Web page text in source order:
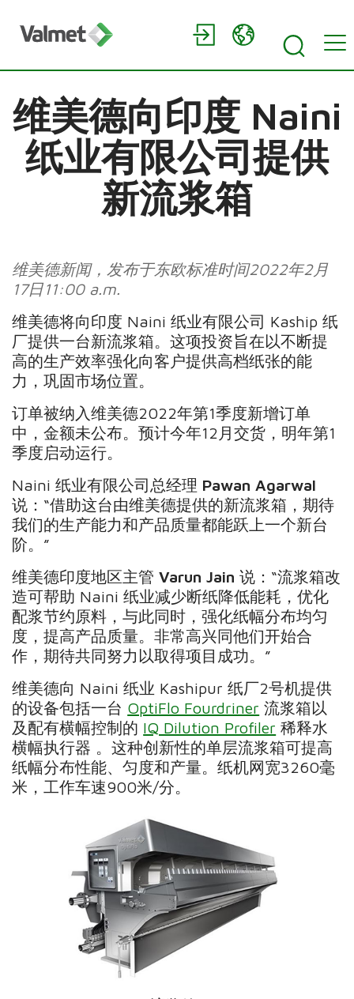
维美德向印度 Naini
纸业有限公司提供
新流浆箱
维美德新闻，发布于东欧标准时间2022年2月
17日11:00 a.m.
维美德将向印度 Naini 纸业有限公司 Kaship 纸
厂提供一台新流浆箱。这项投资旨在以不断提
高的生产效率强化向客户提供高档纸张的能
力，巩固市场位置。
订单被纳入维美德2022年第1季度新增订单
中，金额未公布。预计今年12月交货，明年第1
季度启动运行。
Naini 纸业有限公司总经理 Pawan Agarwal
说：“借助这台由维美德提供的新流浆箱，期待
我们的生产能力和产品质量都能跃上一个新台
阶。”
维美德印度地区主管Varun Jain说：“流浆箱改
造可帮助 Naini 纸业减少断纸降低能耗，优化
配浆节约原料，与此同时，强化纸幅分布均匀
度，提高产品质量。非常高兴同他们开始合
作，期待共同努力以取得项目成功。”
维美德向 Naini 纸业 Kashipur 纸厂2号机提供
的设备包括一台 OptiFlo Fourdriner 流浆箱以
及配有横幅控制的 IQ Dilution Profiler 稀释水
横幅执行器 。这种创新性的单层流浆箱可提高
纸幅分布性能、匀度和产量。纸机网宽3260毫
米，工作车速900米/分。